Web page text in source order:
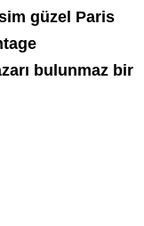
güzel Paris
bulunmaz bir